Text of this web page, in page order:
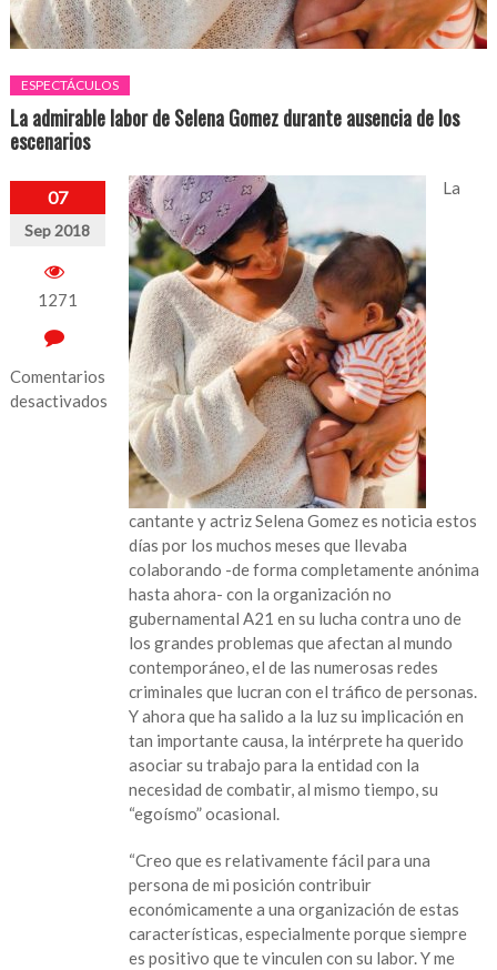
ESPECTÁCULOS
La admirable labor de Selena Gomez durante ausencia de los
escenarios
07
Sep 2018
1271
Comentarios
desactivados
La
cantante y actriz Selena Gomez es noticia estos
días por los muchos meses que llevaba
colaborando -de forma completamente anónima
hasta ahora- con la organización no
gubernamental A21 en su lucha contra uno de
los grandes problemas que afectan al mundo
contemporáneo, el de las numerosas redes
criminales que lucran con el tráfico de personas.
Y ahora que ha salido a la luz su implicación en
tan importante causa, la intérprete ha querido
asociar su trabajo para la entidad con la
necesidad de combatir, al mismo tiempo, su
“egoísmo” ocasional.
“Creo que es relativamente fácil para una
persona de mi posición contribuir
económicamente a una organización de estas
características, especialmente porque siempre
es positivo que te vinculen con su labor. Y me